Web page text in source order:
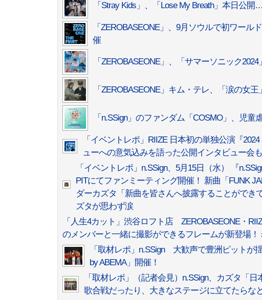
「Stray Kids」、「Lose My Breath」本日公
「ZEROBASEONE」、9月ソウルで初ワー
催
「ZEROBASEONE」、「サマーソニック
「ZEROBASEONE」キム・テレ、「涙の女
「n.SSign」のファンダム「COSMO」、児
「イベントレポ」RIIZE 日本初の単独公演『2024
ューへの意気込みを語った公開インタビュー会
「イベントレポ」n.SSign、5月15日（水） 『
PITにてファンミーティング開催！ 新曲「FUNK
ダーカズタ「新曲を皆さんへ披露することがで
ズタが思わず涙
「人生4カット」渋谷ロフト店 ZEROBASEONE・
のメンバーと一緒に撮影ができるフレームが新登場！
「取材レポ」n.SSign 大歓声で豊洲ピットが
by ABEMA」開催！
「取材レポ」（記者会見）n.SSign、カズタ「
歌合戦だったり、大きなステージに立てたらな